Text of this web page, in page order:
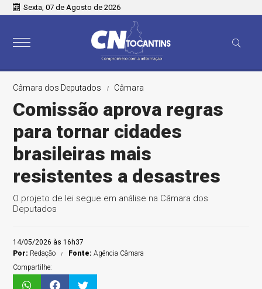
Sexta, 07 de Agosto de 2026
Câmara dos Deputados Câmara
Comissão aprova regras
para tornar cidades
brasileiras mais
resistentes a desastres
O projeto de lei segue em análise na Câmara dos
Deputados
14/05/2026 às 16h37
Por: Redação Fonte:Agência Câmara
Compartilhe: